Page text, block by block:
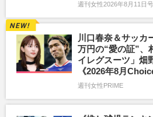
週刊女性2026年8月11日号
川口春奈＆サッカ
万円の“愛の証”、
イレグスーツ」畑
《2026年8月
週刊女性PRIME